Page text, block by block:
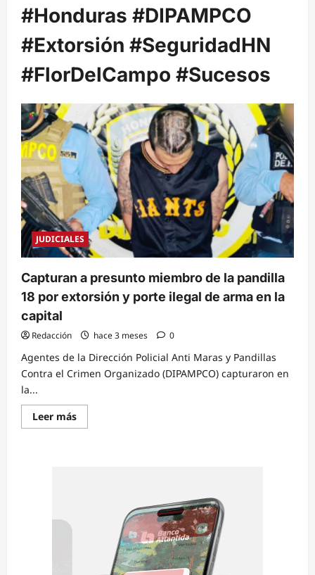
#Honduras #DIPAMPCO
#Extorsión #SeguridadHN
#FlorDelCampo #Sucesos
JUDICIALES
Capturan a presunto miembro de la pandilla
18 por extorsión y porte ilegal de arma en la
capital
Redacción hace 3 meses 0
Agentes de la Dirección Policial Anti Maras y Pandillas
Contra el Crimen Organizado (DIPAMPCO) capturaron en
la...
Leer másRead
more
extorsión